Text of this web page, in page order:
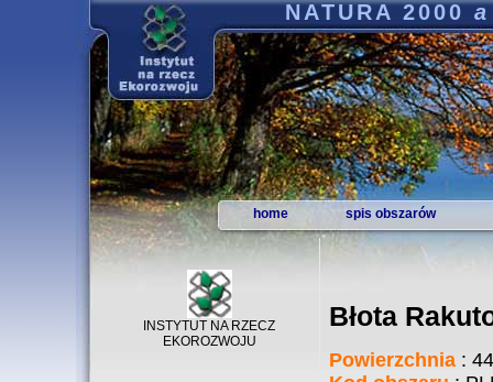
NATURA 2000
home spis obszarów
INSTYTUT NA RZECZ
EKOROZWOJU
Błota
Powierzchnia :